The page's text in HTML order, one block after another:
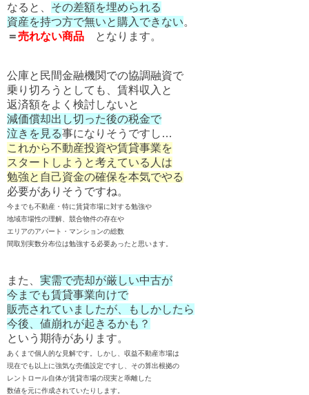
なると、 その差額を埋められる
資産を持つ方で無いと購入できない。
＝売れない商品 となります。
公庫と民間金融機関での協調融資で
乗り切ろうとしても、賃料収入と
返済額をよく検討しないと
減価償却出し切った後の税金で
泣きを見る事になりそうですし…
これから不動産投資や賃貸事業を
スタートしようと考えている人は
勉強と自己資金の確保を本気でやる
必要がありそうですね。
今までも不動産・特に賃貸市場に対する勉強や
地域市場性の理解、競合物件の存在や
エリアのアパート・マンションの総数
間取別実数分布位は勉強する必要あったと思います。
また、 実需で売却が厳しい中古が
今までも賃貸事業向けで
販売されていましたが、もしかしたら
今後、値崩れが起きるかも？
という期待があります。
あくまで個人的な見解です。しかし、収益不動産市場は
現在でも以上に強気な売価設定ですし、その算出根拠の
レントロール自体が賃貸市場の現実と乖離した
数値を元に作成されていたりします。